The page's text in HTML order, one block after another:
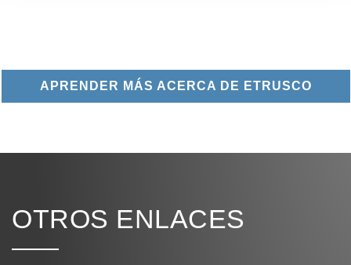
APRENDER MÁS ACERCA DE ETRUSCO
OTROS ENLACES